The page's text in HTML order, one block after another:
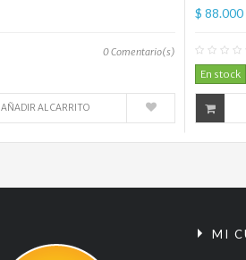
0Comentario(s)
AÑADIR AL CARRITO
$ 88.000
En stock
MI